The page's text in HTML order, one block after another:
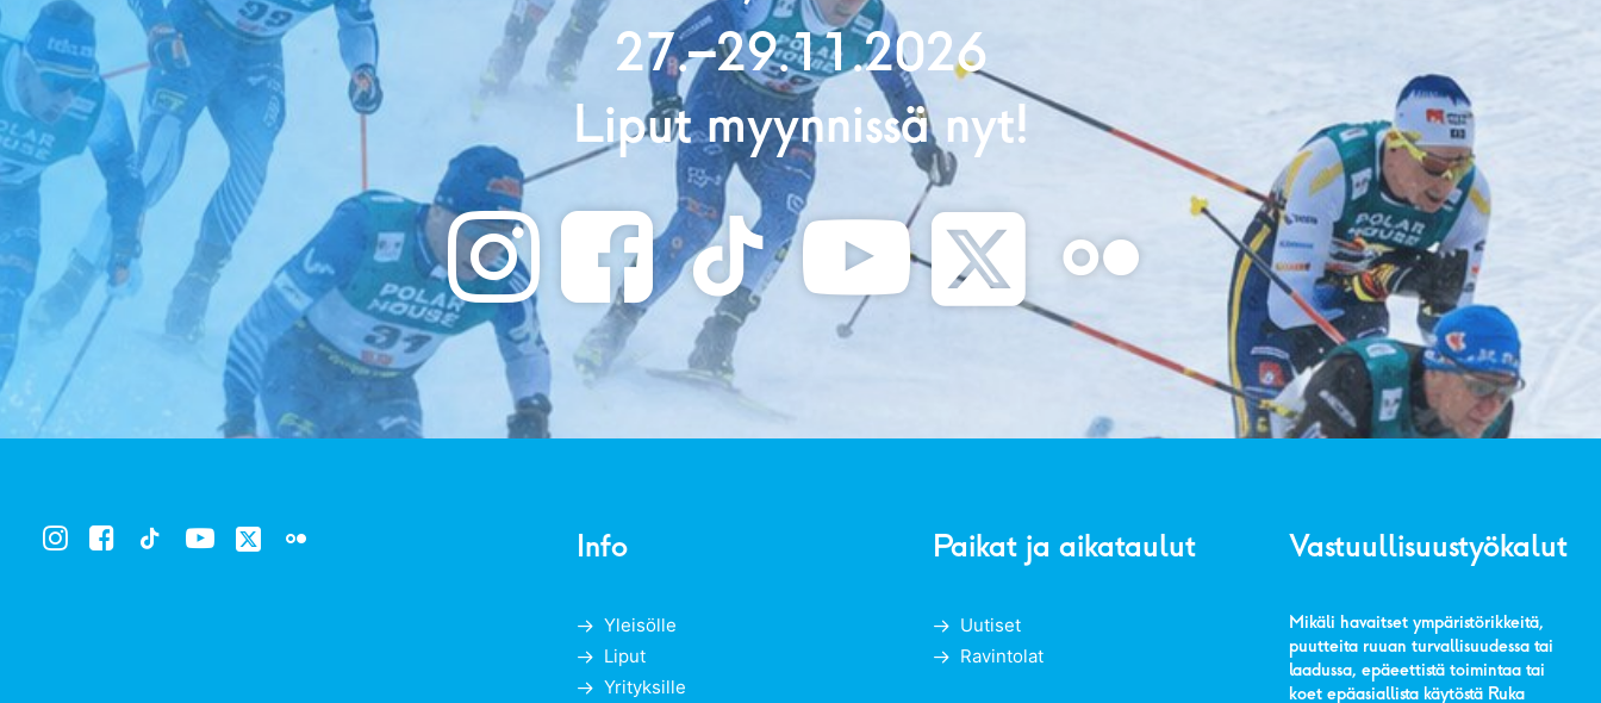
27.–29.11.2026
Liput myynnissä nyt!
Info
Yleisölle
Liput
Yrityksille
Paikat ja aikataulut
Uutiset
Ravintolat
Vastuullisuustyökalut
Mikäli havaitset ympäristörikkeitä,
puutteita ruuan turvallisuudessa tai
laadussa, epäeettistä toimintaa tai
koet epäasiallista käytöstä Ruka